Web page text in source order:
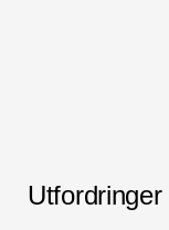
Utfordringer